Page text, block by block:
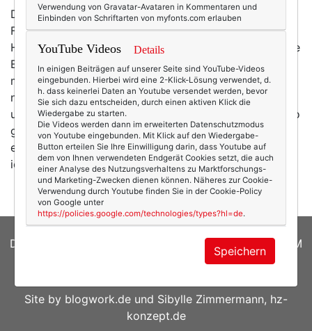
Die Welt ist bunt, und so ist mein Badezimmerschrank.
Fröhlich tummeln sich hier Kosmetika aus dem
Hochpreis-Segment neben Aldi-Cremes, herkömmliche
Beauty-Produkte neben Naturkosmetik. Ich orientiere
mich weniger nach bestimmten Marken, schon gar
nicht nach (hohen) Preisen – sondern probier mal hier
und mal da. Wobei der Trend ganz klar in Richtung öko
geht.Laveraverwende ich besonders gerne. Ich habe
einfach Vertrauen zu dem Namen. Und natürlich mag
ich auch die Produkte! Eines meiner… mehr
DATENSCHUTZERKLÄRUNG COOKIES | IMPRESSUM
Site by blogwork.de und Sibylle Zimmermann, hz-
konzept.de
Verwendung von Gravatar-Avataren in Kommentaren und
Einbinden von Schriftarten von myfonts.com erlauben
YouTube Videos Details
In einigen Beiträgen auf unserer Seite sind YouTube-Videos
eingebunden. Hierbei wird eine 2-Klick-Lösung verwendet, d.
h. dass keinerlei Daten an Youtube versendet werden, bevor
Sie sich dazu entscheiden, durch einen aktiven Klick die
Wiedergabe zu starten.
Die Videos werden dann im erweiterten Datenschutzmodus
von Youtube eingebunden. Mit Klick auf den Wiedergabe-
Button erteilen Sie Ihre Einwilligung darin, dass Youtube auf
dem von Ihnen verwendeten Endgerät Cookies setzt, die auch
einer Analyse des Nutzungsverhaltens zu Marktforschungs-
und Marketing-Zwecken dienen können. Näheres zur Cookie-
Verwendung durch Youtube finden Sie in der Cookie-Policy
von Google unter
https://policies.google.com/technologies/types?hl=de.
Speichern